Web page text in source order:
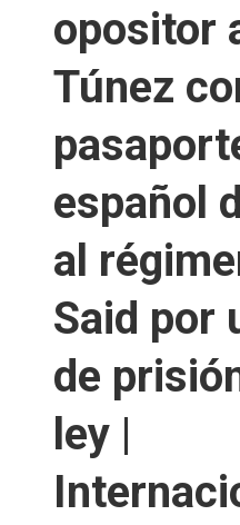
opositor
Túnez
español
al
Said por
de
ley |